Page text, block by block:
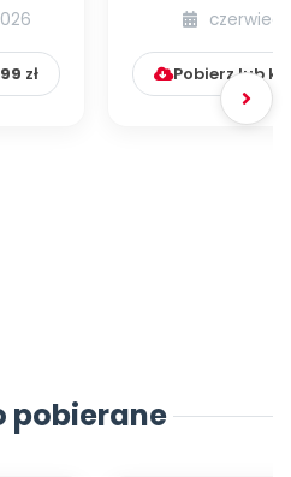
zł
czerwiec
Pobierz lub
pobierane